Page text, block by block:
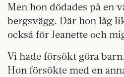
Men hon dödades på en
bergsvägg. Där hon låg
också för Jeanette och
Vi hade försökt göra
Hon försökte med en